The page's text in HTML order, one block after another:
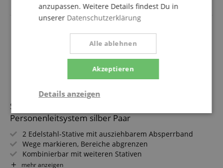
Stagecaptain PLS-200S Absperrständer
Personenleitsystem silber Paar
2 Edelstahl-Stative mit ausziehbarem Absperrband
Wege markieren, Bereiche abgrenzen
Kombinierbar mit weiteren Stativen
Für Konzerte, Ausstellungen, Hotels, Kinos u.v.m.
mehr anzeigen
anzupassen. Weitere Details findest Du in
unserer Datenschutzerklärung
Akzeptieren
Alle ablehnen
Details anzeigen
Notwendig Statistik Marketing
Funktional